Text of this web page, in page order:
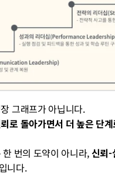
그래프가 아닙니다.
로 돌아가면서 더 높은 단
번의 도약이 아니라, 신뢰-
입니다.